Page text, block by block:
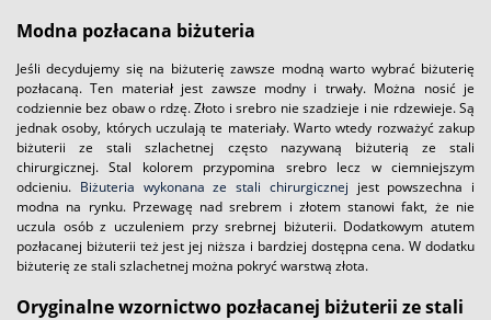
Modna pozłacana biżuteria
Jeśli decydujemy się na biżuterię zawsze modną warto wybrać biżuterię
pozłacaną. Ten materiał jest zawsze modny i trwały. Można nosić je
codziennie bez obaw o rdzę. Złoto i srebro nie szadzieje i nie rdzewieje. Są
jednak osoby, których uczulają te materiały. Warto wtedy rozważyć zakup
biżuterii ze stali szlachetnej często nazywaną biżuterią ze stali
chirurgicznej. Stal kolorem przypomina srebro lecz w ciemniejszym
odcieniu. Biżuteria wykonana ze stali chirurgicznej jest powszechna i
modna na rynku. Przewagę nad srebrem i złotem stanowi fakt, że nie
uczula osób z uczuleniem przy srebrnej biżuterii. Dodatkowym atutem
pozłacanej biżuterii też jest jej niższa i bardziej dostępna cena. W dodatku
biżuterię ze stali szlachetnej można pokryć warstwą złota.
Oryginalne wzornictwo pozłacanej biżuterii ze stali